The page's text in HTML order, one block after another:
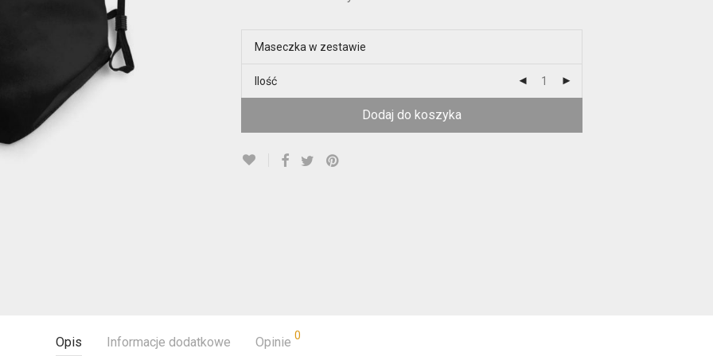
Maseczka w zestawie
Ilość
Dodaj do koszyka
Opis Informacje dodatkowe Opinie 0